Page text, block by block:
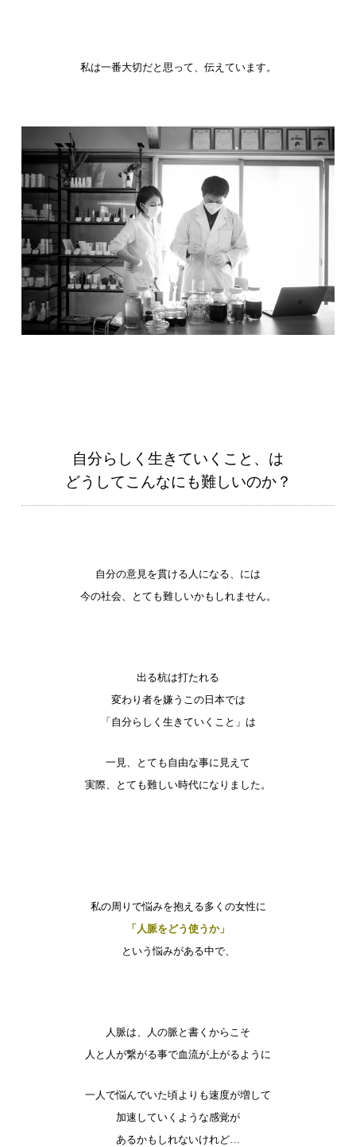
私は一番大切だと思って、伝えています。
自分らしく生きていくこと、は
どうしてこんなにも難しいのか？
自分の意見を貫ける人になる、には
今の社会、とても難しいかもしれません。
出る杭は打たれる
変わり者を嫌うこの日本では
「自分らしく生きていくこと」は
一見、とても自由な事に見えて
実際、とても難しい時代になりました。
私の周りで悩みを抱える多くの女性に
「人脈をどう使うか」
という悩みがある中で、
人脈は、人の脈と書くからこそ
人と人が繋がる事で血流が上がるように
一人で悩んでいた頃よりも速度が増して
加速していくような感覚が
あるかもしれないけれど…